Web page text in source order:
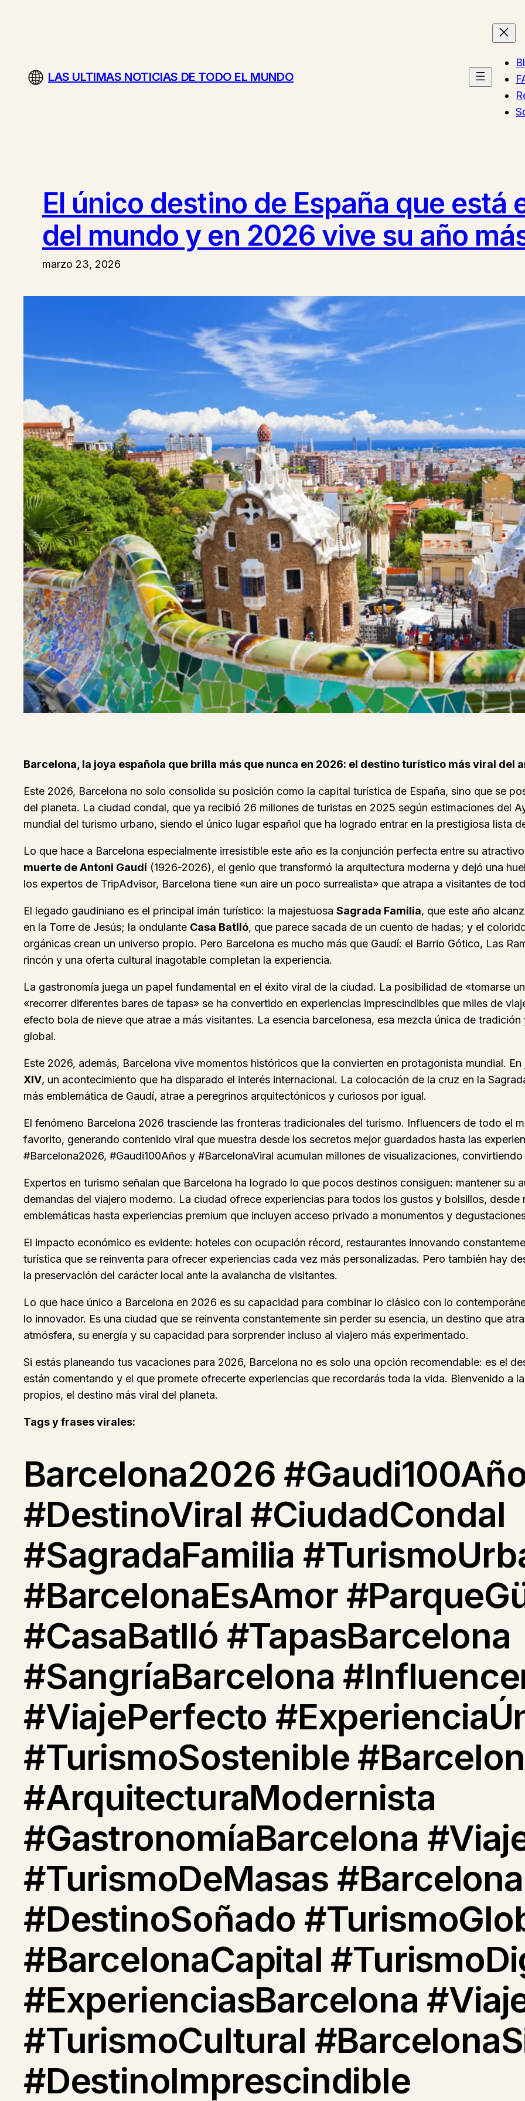
LAS ULTIMAS NOTICIAS DE TODO EL MUNDO
El único destino de España que está
del mundo y en 2026 vive su año
marzo 23, 2026
Barcelona, la joya española que brilla más que nunca en 2026: el destino turístico más viral del
Este 2026, Barcelona no solo consolida su posición como la capital turística de España, sino que se
del planeta. La ciudad condal, que ya recibió 26 millones de turistas en 2025 según estimaciones del
mundial del turismo urbano, siendo el único lugar español que ha logrado entrar en la prestigiosa lista
Lo que hace a Barcelona especialmente irresistible este año es la conjunción perfecta entre su
muerte de Antoni Gaudí (1926-2026), el genio que transformó la arquitectura moderna y dejó una
los expertos de TripAdvisor, Barcelona tiene «un aire un poco surrealista» que atrapa a visitantes de
El legado gaudiniano es el principal imán turístico: la majestuosa Sagrada Familia, que este año
en la Torre de Jesús; la ondulante Casa Batlló, que parece sacada de un cuento de hadas; y el
orgánicas crean un universo propio. Pero Barcelona es mucho más que Gaudí: el Barrio Gótico, Las
rincón y una oferta cultural inagotable completan la experiencia.
La gastronomía juega un papel fundamental en el éxito viral de la ciudad. La posibilidad de «tomarse
«recorrer diferentes bares de tapas» se ha convertido en experiencias imprescindibles que miles de
efecto bola de nieve que atrae a más visitantes. La esencia barcelonesa, esa mezcla única de
global.
Este 2026, además, Barcelona vive momentos históricos que la convierten en protagonista mundial.
XIV, un acontecimiento que ha disparado el interés internacional. La colocación de la cruz en la
más emblemática de Gaudí, atrae a peregrinos arquitectónicos y curiosos por igual.
El fenómeno Barcelona 2026 trasciende las fronteras tradicionales del turismo. Influencers de todo el
favorito, generando contenido viral que muestra desde los secretos mejor guardados hasta las
#Barcelona2026, #Gaudi100Años y #BarcelonaViral acumulan millones de visualizaciones,
Expertos en turismo señalan que Barcelona ha logrado lo que pocos destinos consiguen: mantener su
demandas del viajero moderno. La ciudad ofrece experiencias para todos los gustos y bolsillos,
emblemáticas hasta experiencias premium que incluyen acceso privado a monumentos y
El impacto económico es evidente: hoteles con ocupación récord, restaurantes innovando
turística que se reinventa para ofrecer experiencias cada vez más personalizadas. Pero también hay
la preservación del carácter local ante la avalancha de visitantes.
Lo que hace único a Barcelona en 2026 es su capacidad para combinar lo clásico con lo
lo innovador. Es una ciudad que se reinventa constantemente sin perder su esencia, un destino que
atmósfera, su energía y su capacidad para sorprender incluso al viajero más experimentado.
Si estás planeando tus vacaciones para 2026, Barcelona no es solo una opción recomendable: es el
están comentando y el que promete ofrecerte experiencias que recordarás toda la vida. Bienvenido a
propios, el destino más viral del planeta.
Tags y frases virales:
Barcelona2026
#DestinoViral #CiudadCondal
#SagradaFamilia
#BarcelonaEsAmor
#CasaBatlló #TapasBarcelona
#SangríaBarcelona
#ViajePerfecto
#TurismoSostenible
#ArquitecturaModernista
#GastronomíaBarcelona
#TurismoDeMasas
#DestinoSoñado
#BarcelonaCapital
#ExperienciasBarcelona
#TurismoCultural
#DestinoImprescindible